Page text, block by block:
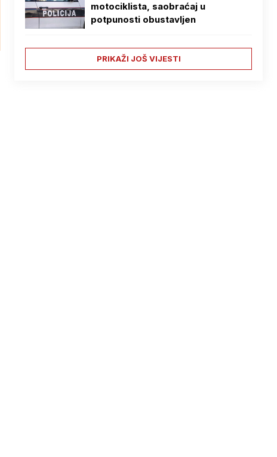
motociklista, saobraćaj u
potpunosti obustavljen
PRIKAŽI JOŠ VIJESTI